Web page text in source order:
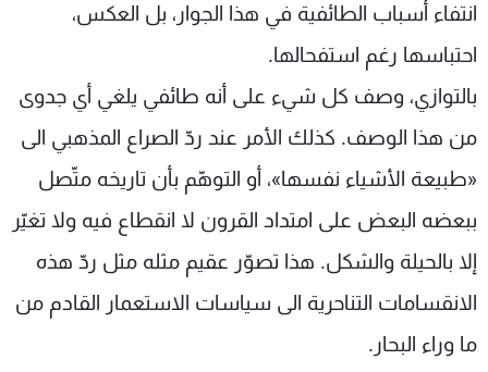
انتفاء أسباب الطائفية في هذا الجوار، بل العكس،
احتباسها رغم استفحالها.
بالتوازي، وصف كل شيء على أنه طائفي يلغي أي جدوى
من هذا الوصف. كذلك الأمر عند ردّ الصراع المذهبي الى
«طبيعة الأشياء نفسها»، أو التوهّم بأن تاريخه متّصل
ببعضه البعض على امتداد القرون لا انقطاع فيه ولا تغيّر
إلا بالحيلة والشكل. هذا تصوّر عقيم مثله مثل ردّ هذه
الانقسامات التناحرية الى سياسات الاستعمار القادم من
ما وراء البحار.